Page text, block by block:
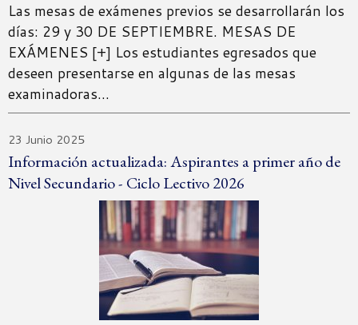
Las mesas de exámenes previos se desarrollarán los
días: 29 y 30 DE SEPTIEMBRE. MESAS DE
EXÁMENES [+] Los estudiantes egresados que
deseen presentarse en algunas de las mesas
examinadoras…
23 Junio 2025
Información actualizada: Aspirantes a primer año de
Nivel Secundario - Ciclo Lectivo 2026